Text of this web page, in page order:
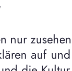
nur
auf